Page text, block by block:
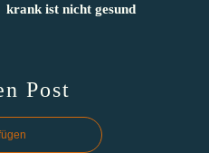
krank ist nicht gesund
Post